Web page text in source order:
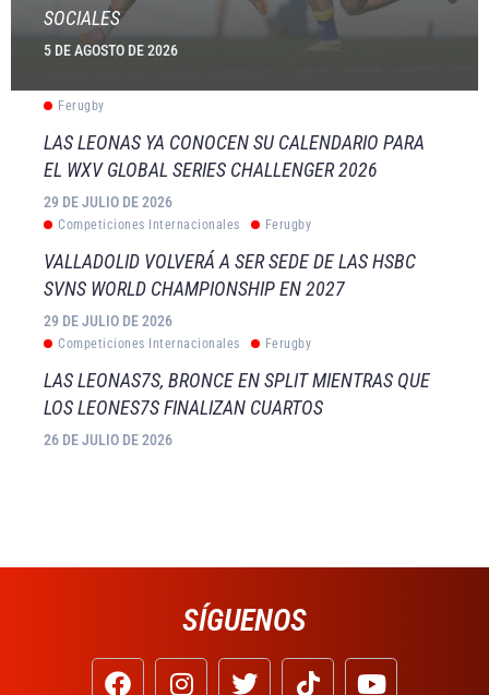
SOCIALES
5 DE AGOSTO DE 2026
Ferugby
LAS LEONAS YA CONOCEN SU CALENDARIO PARA
EL WXV GLOBAL SERIES CHALLENGER 2026
29 DE JULIO DE 2026
Competiciones Internacionales Ferugby
VALLADOLID VOLVERÁ A SER SEDE DE LAS HSBC
SVNS WORLD CHAMPIONSHIP EN 2027
29 DE JULIO DE 2026
Competiciones Internacionales Ferugby
LAS LEONAS7S, BRONCE EN SPLIT MIENTRAS QUE
LOS LEONES7S FINALIZAN CUARTOS
26 DE JULIO DE 2026
SÍGUENOS